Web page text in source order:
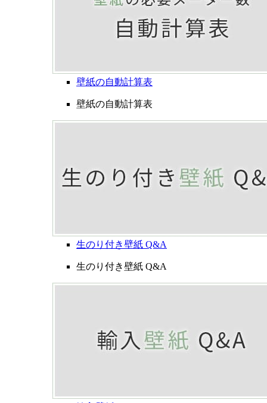
壁紙の自動計算表
壁紙の自動計算表
生のり付き壁紙 Q&A
生のり付き壁紙 Q&A